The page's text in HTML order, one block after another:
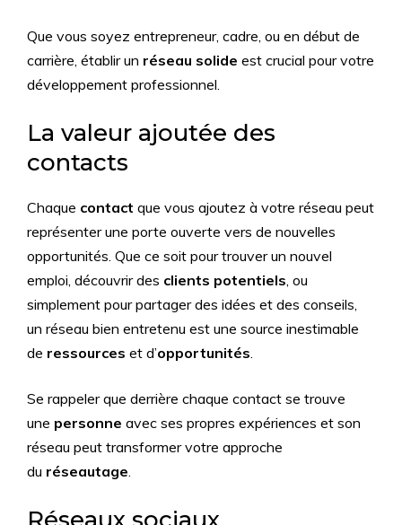
Que vous soyez entrepreneur, cadre, ou en début de
carrière, établir un réseau solide est crucial pour votre
développement professionnel.
La valeur ajoutée des
contacts
Chaque contact que vous ajoutez à votre réseau peut
représenter une porte ouverte vers de nouvelles
opportunités. Que ce soit pour trouver un nouvel
emploi, découvrir des clients potentiels, ou
simplement pour partager des idées et des conseils,
un réseau bien entretenu est une source inestimable
de ressources et d’opportunités.
Se rappeler que derrière chaque contact se trouve
une personne avec ses propres expériences et son
réseau peut transformer votre approche
du réseautage.